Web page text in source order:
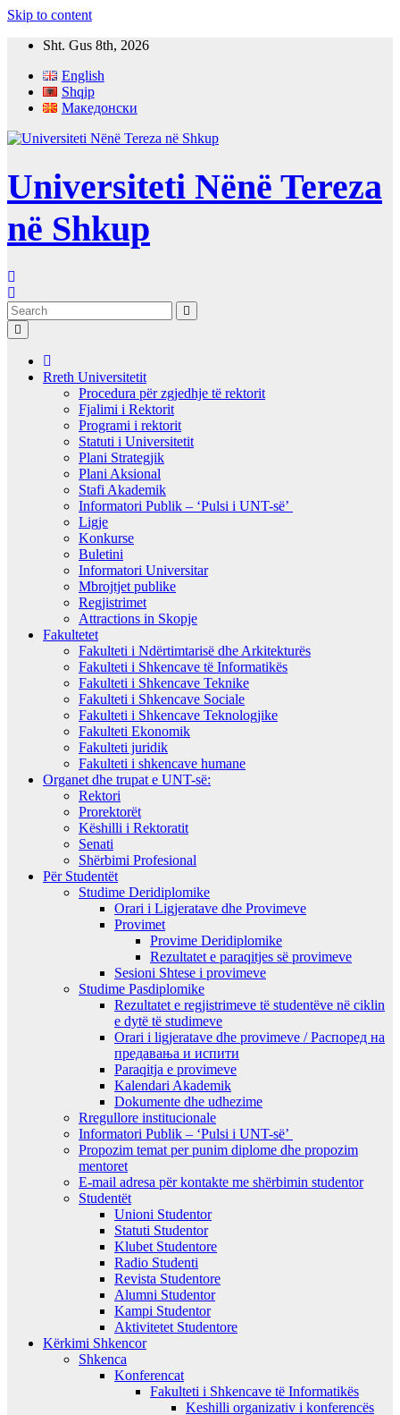
Skip to content
Sht. Gus 8th, 2026
English
Shqip
Македонски
Universiteti Nënë Tereza
në Shkup
Rreth Universitetit
Procedura për zgjedhje të rektorit
Fjalimi i Rektorit
Programi i rektorit
Statuti i Universitetit
Plani Strategjik
Plani Aksional
Stafi Akademik
Informatori Publik – ‘Pulsi i UNT-së’
Ligje
Konkurse
Buletini
Informatori Universitar
Mbrojtjet publike
Regjistrimet
Attractions in Skopje
Fakultetet
Fakulteti i Ndërtimtarisë dhe Arkitekturës
Fakulteti i Shkencave të Informatikës
Fakulteti i Shkencave Teknike
Fakulteti i Shkencave Sociale
Fakulteti i Shkencave Teknologjike
Fakulteti Ekonomik
Fakulteti juridik
Fakulteti i shkencave humane
Organet dhe trupat e UNT-së:
Rektori
Prorektorët
Këshilli i Rektoratit
Senati
Shërbimi Profesional
Për Studentët
Studime Deridiplomike
Orari i Ligjeratave dhe Provimeve
Provimet
Provime Deridiplomike
Rezultatet e paraqitjes së provimeve
Sesioni Shtese i provimeve
Studime Pasdiplomike
Rezultatet e regjistrimeve të studentëve në ciklin
e dytë të studimeve
Orari i ligjeratave dhe provimeve / Распоред на
предавањa и испити
Paraqitja e provimeve
Kalendari Akademik
Dokumente dhe udhezime
Rregullore institucionale
Informatori Publik – ‘Pulsi i UNT-së’
Propozim temat per punim diplome dhe propozim
mentoret
E-mail adresa për kontakte me shërbimin studentor
Studentët
Unioni Studentor
Statuti Studentor
Klubet Studentore
Radio Studenti
Revista Studentore
Alumni Studentor
Kampi Studentor
Aktivitetet Studentore
Kërkimi Shkencor
Shkenca
Konferencat
Fakulteti i Shkencave të Informatikës
Keshilli organizativ i konferencës